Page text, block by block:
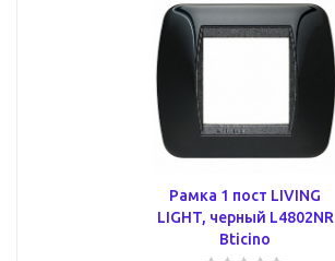
Рамка 1 пост LIVING
LIGHT, черный L4802NR
Bticino